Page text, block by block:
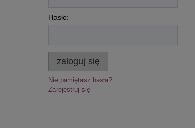
Hasło:
zaloguj się
Nie pamiętasz hasła?
Zarejestruj się